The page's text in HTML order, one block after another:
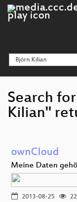
Search
Kilian"
ownCloud
Meine Daten
2013-08-25